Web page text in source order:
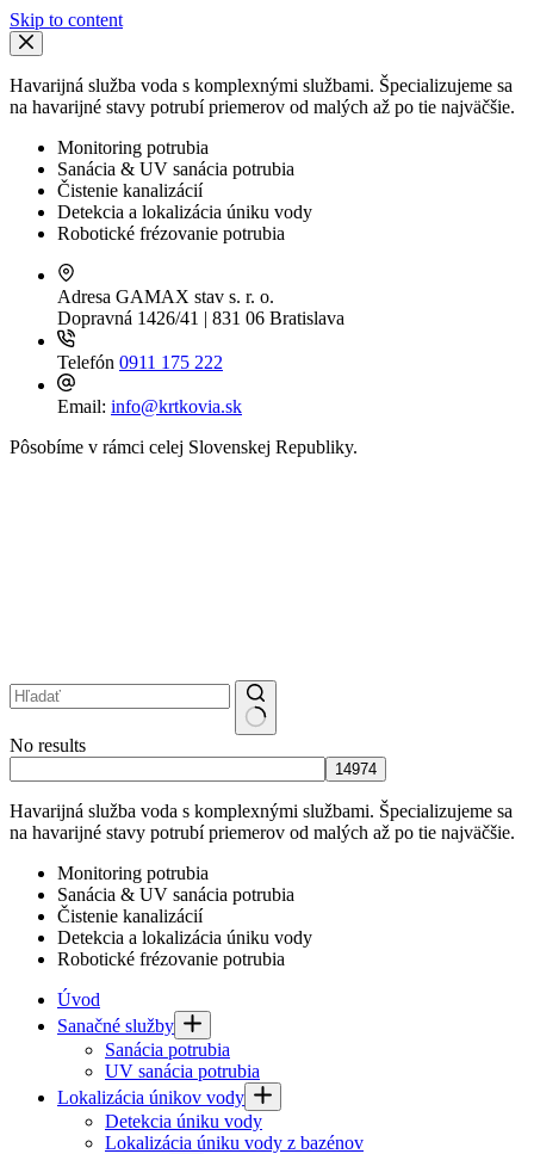
Skip to content
Havarijná služba voda s komplexnými službami. Špecializujeme sa
na havarijné stavy potrubí priemerov od malých až po tie najväčšie.
Monitoring potrubia
Sanácia & UV sanácia potrubia
Čistenie kanalizácií
Detekcia a lokalizácia úniku vody
Robotické frézovanie potrubia
Adresa GAMAX stav s. r. o.
Dopravná 1426/41 | 831 06 Bratislava
Telefón 0911 175 222
Email: info@krtkovia.sk
Pôsobíme v rámci celej Slovenskej Republiky.
No results
Havarijná služba voda s komplexnými službami. Špecializujeme sa
na havarijné stavy potrubí priemerov od malých až po tie najväčšie.
Monitoring potrubia
Sanácia & UV sanácia potrubia
Čistenie kanalizácií
Detekcia a lokalizácia úniku vody
Robotické frézovanie potrubia
Úvod
Sanačné služby
Sanácia potrubia
UV sanácia potrubia
Lokalizácia únikov vody
Detekcia úniku vody
Lokalizácia úniku vody z bazénov